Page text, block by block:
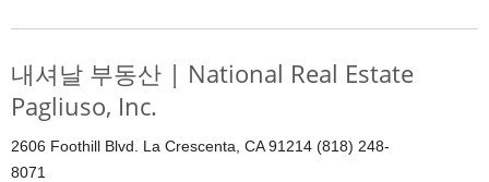
내셔날 부동산 | National Real Estate
Pagliuso, Inc.
2606 Foothill Blvd. La Crescenta, CA 91214 (818) 248-
8071